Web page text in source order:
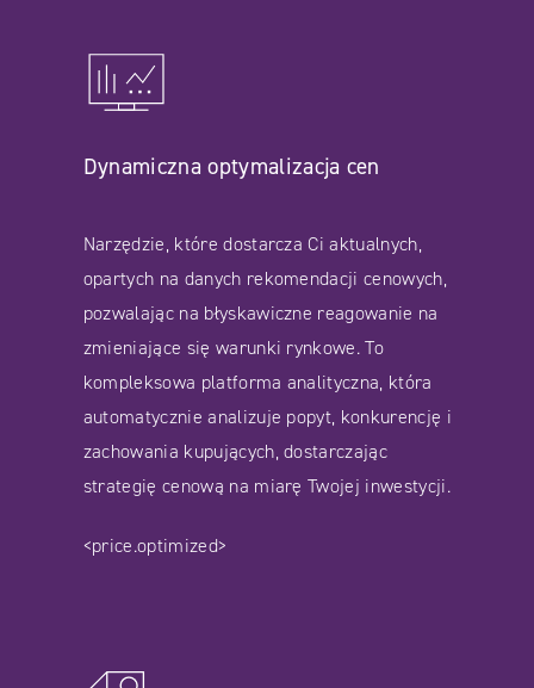
Dynamiczna optymalizacja cen
Narzędzie, które dostarcza Ci aktualnych,
opartych na danych rekomendacji cenowych,
pozwalając na błyskawiczne reagowanie na
zmieniające się warunki rynkowe. To
kompleksowa platforma analityczna, która
automatycznie analizuje popyt, konkurencję i
zachowania kupujących, dostarczając
strategię cenową na miarę Twojej inwestycji.
<price.optimized>